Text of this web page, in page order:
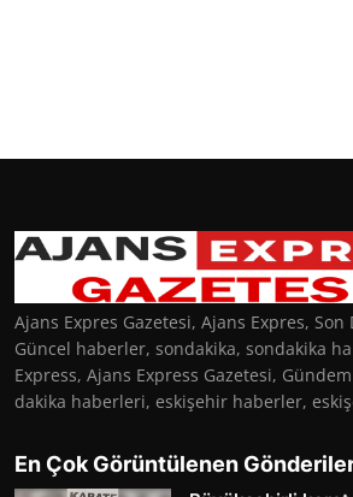
Ajans Expres Gazetesi, Ajans Expres,
Güncel haberler, sondakika, sondakika
Express, Ajans Express Gazetesi,
dakika haberleri, eskişehir haberler,
En Çok Görüntülenen